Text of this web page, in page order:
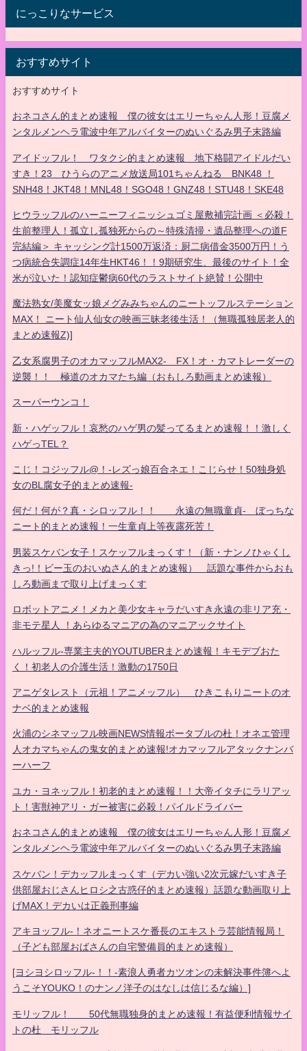
にっこりなサービス
おすすめサイト
おすすめサイト
おネコさん的まとめ速報 僕の彼女はエリーちゃん人形！豆腐メ
ンタルメンヘラ電波中年アルバイターのぬいぐるみ男子末路編
アイドッフル！ ワタクシ的まとめ速報 地下格闘アイドルだい
すき！23 ひうらのアニメ放送局101ちゃんねる BNK48 ！
SNH48！JKT48！MNL48！SGO48！GNZ48！STU48！SKE48
ヒウラッフルのハーニーフィニッシュゴミ屋敷補完計画 ＜必殺！
生前整理人！孤立し孤独死からの～特殊清掃・遺品整理への道F
完結編＞ キャッシング計1500万返済：厨二病借金3500万円！う
つ病統合失調症14年生HKT46！！9期研究生、最後のサイト！全
米が泣いた！認知症鬱病60代のラストサイト絶賛！公開中
魔法熟女/美魔女ッ娘メグみみちゃんのニートッフルステーション
MAX！ ニート仙人仙女の映画三昧老後生活！（無職孤独居老人的
まとめ速報Z)]
乙女系腐男子のオカマッフルMAX2- FX！オ・カマトレーダーの
逆襲！！ 極道のオカマたち編（おもしろ動画まとめ速報）
スーパーウンコ！
新・ハゲッフル！哀愁のハゲ男の髪ってるまとめ速報！！激しく
ハゲっTEL？
こじ！コジッフル@！-レズっ娘百合ネエ！こじらせ！50独身処
女のBL腐女子的まとめ速報-
何だ！何が？真・シロッフル！！ 永遠の無職童貞- ぼっちな
ニート的まとめ速報！一生童貞上等夜露死苦！
男装スケバン女子！スケッフルまっくす！（新・ナンノひゃくし
きっ!！ビー玉のおいぬさん的まとめ速報） 話題な事件からおも
しろ動画まで取り上げまっくす
ロボットアニメ！メカと美少女キャラだいすき永遠の非リア充・
非モテ星人 ！あらゆるマニアの為のマニアックサイト
ハルッフル-専業主夫的YOUTUBERまとめ速報！キモデブおた
く！初老人の介護生活！激動の1750日
アニゲタレスト（元祖！アニメッフル） ひきこもりニートのオ
ナベ的まとめ速報
火浦のシネマッフル映画NEWS情報ポータブルの杜！オネエ管理
人オカマちゃんの鬼女的まとめ速報!オカマッフルアタックナンバ
ーハーフ
ユカ・ヨネッフル！初老的まとめ速報！！大帝イタチにラリアッ
ト！害獣神アリ・ガー被害に必殺！パイルドライバー
おネコさん的まとめ速報 僕の彼女はエリーちゃん人形！豆腐メ
ンタルメンヘラ電波中年アルバイターのぬいぐるみ男子末路編
スケバン！デカッフルまっくす（デカい強い2次元嫁だいすき子
供部屋おじさんヒロシ之古惑仔的まとめ速報）話題な動画取り上
げMAX！デカいは正義刑事編
アキヨッフル-！ネオニートスケ番長のエキストラ芸能情報局！
（子ども部屋おばさんの自宅警備員的まとめ速報）
[ヨシヨシロッフル-！！-素浪人勇者カツオンの未解決事件簿へよ
うこそYOUKO！のナンノ洋子のはなしは信じるな編）]
モリッフル！ 50代無職独身的まとめ速報！有益便利情報サイ
トの杜 モリッフル